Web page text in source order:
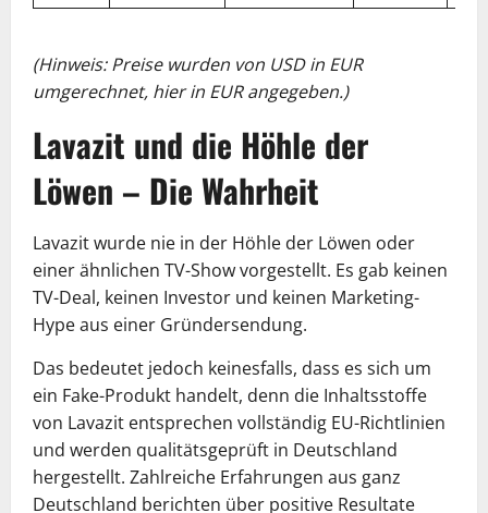
(Hinweis: Preise wurden von USD in EUR
umgerechnet, hier in EUR angegeben.)
Lavazit und die Höhle der
Löwen – Die Wahrheit
Lavazit wurde nie in der Höhle der Löwen oder
einer ähnlichen TV-Show vorgestellt. Es gab keinen
TV-Deal, keinen Investor und keinen Marketing-
Hype aus einer Gründersendung.
Das bedeutet jedoch keinesfalls, dass es sich um
ein Fake-Produkt handelt, denn die Inhaltsstoffe
von Lavazit entsprechen vollständig EU-Richtlinien
und werden qualitätsgeprüft in Deutschland
hergestellt. Zahlreiche Erfahrungen aus ganz
Deutschland berichten über positive Resultate